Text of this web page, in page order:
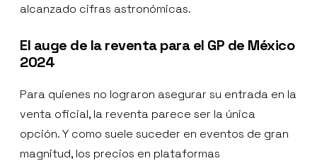
alcanzado cifras astronómicas.
El auge de la reventa para el GP de México
2024
Para quienes no lograron asegurar su entrada en la
venta oficial, la reventa parece ser la única
opción. Y como suele suceder en eventos de gran
magnitud, los precios en plataformas